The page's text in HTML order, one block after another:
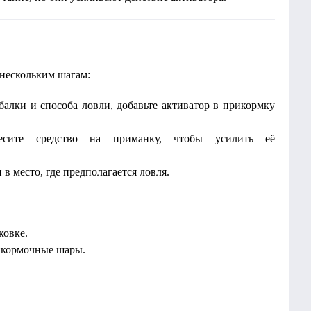
шагам:
и способа ловли, добавьте активатор в прикормку
средство на приманку, чтобы усилить её
в место, где предполагается ловля.
шары.